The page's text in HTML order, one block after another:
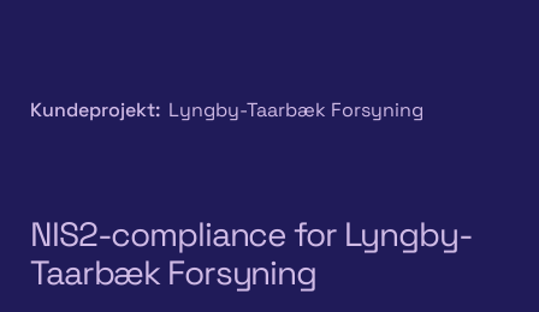
Kundeprojekt: Lyngby-Taarbæk Forsyning
NIS2-compliance for Lyngby-
Taarbæk Forsyning